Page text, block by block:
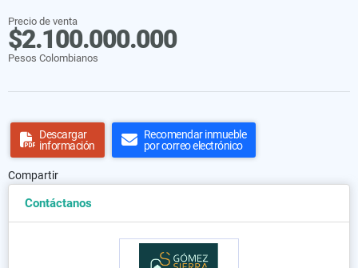
Precio de venta
$2.100.000.000
Pesos Colombianos
Descargar
información
Recomendar inmueble
por correo electrónico
Compartir
Contáctanos